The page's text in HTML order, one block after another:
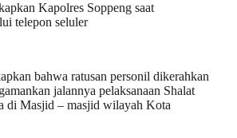
Kapolres Soppeng saat
telepon seluler
bahwa ratusan personil dikerahkan
jalannya pelaksanaan Shalat
di Masjid – masjid wilayah Kota